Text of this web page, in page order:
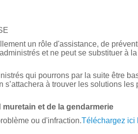
un rôle d'assistance, de
et ne peut se substituer à
qui pourrons par la suite être
s’attachera à trouver les solutions
muretain et de la gendarmerie
ou d'infraction.Téléchargez ici